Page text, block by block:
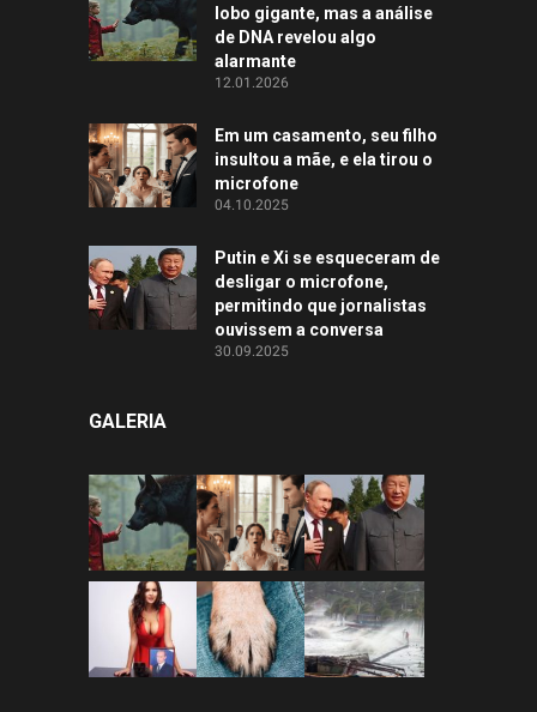
lobo gigante, mas a análise
de DNA revelou algo
alarmante
12.01.2026
Em um casamento, seu filho
insultou a mãe, e ela tirou o
microfone
04.10.2025
Putin e Xi se esqueceram de
desligar o microfone,
permitindo que jornalistas
ouvissem a conversa
30.09.2025
GALERIA